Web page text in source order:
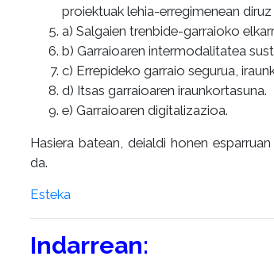
proiektuak lehia-erregimenean
a) Salgaien trenbide-garraioko
b) Garraioaren intermodalitatea
c) Errepideko garraio segurua,
d) Itsas garraioaren iraunkortasuna.
e) Garraioaren digitalizazioa.
Hasiera batean, deialdi honen
da.
Esteka
Indarrean: